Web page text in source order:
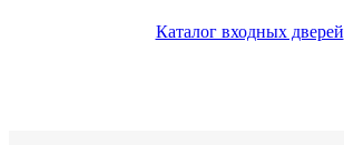
Каталог входных дверей